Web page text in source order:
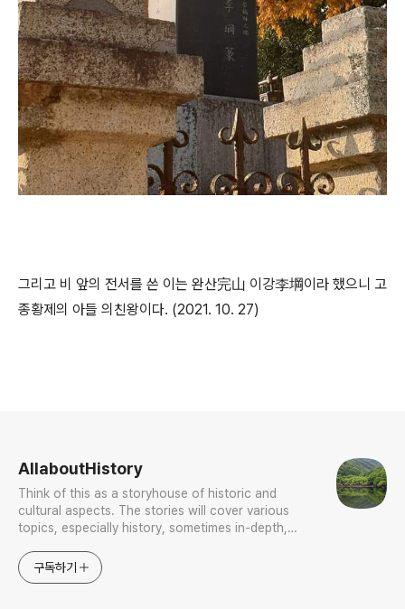
그리고 비 앞의 전서를 쓴 이는 완산完山 이강李堈이라 했으니 고
종황제의 아들 의친왕이다. (2021. 10. 27)
AllaboutHistory
Think of this as a storyhouse of historic and
cultural aspects. The stories will cover various
topics, especially history, sometimes in-depth,
approach will be to resist any common sense or
generalized viewpoint
구독하기